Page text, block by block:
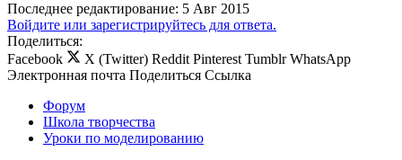
Последнее редактирование: 5 Авг 2015
Войдите или зарегистрируйтесь для ответа.
Поделиться:
Facebook
X (Twitter) Reddit Pinterest Tumblr WhatsApp
Электронная почта Поделиться Ссылка
Форум
Школа творчества
Уроки по моделированию